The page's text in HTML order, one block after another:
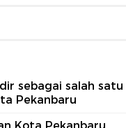
sebagai salah satu
Pekanbaru